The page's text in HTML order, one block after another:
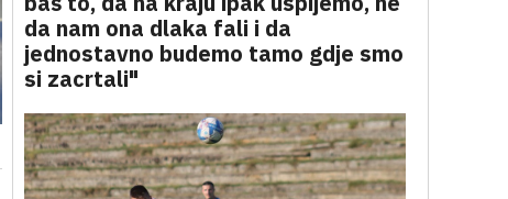
da nam ona dlaka fali i da
jednostavno budemo tamo gdje smo
si zacrtali"